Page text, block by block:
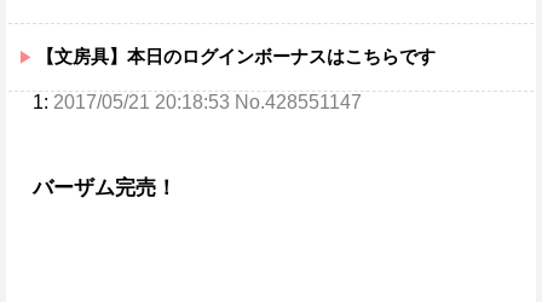
【文房具】本日のログインボーナスはこちらです
1: 2017/05/21 20:18:53 No.428551147
バーザム完売！